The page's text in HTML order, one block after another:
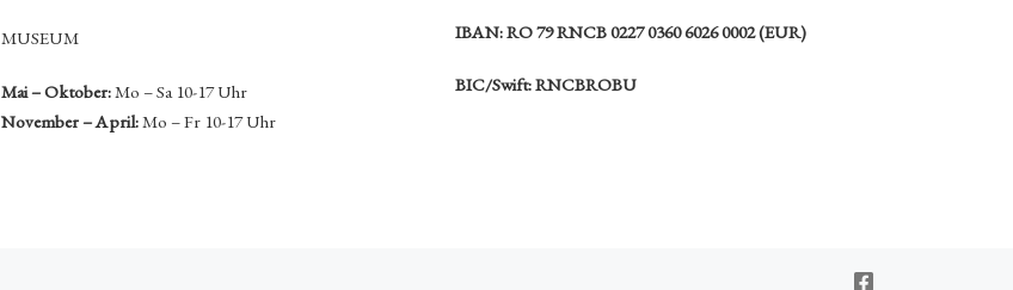
MUSEUM
Mai – Oktober:Mo – Sa 10-17 Uhr
November – April:Mo – Fr 10-17 Uhr
IBAN: RO 79 RNCB 0227 0360 6026 0002 (EUR)
BIC/Swift: RNCBROBU